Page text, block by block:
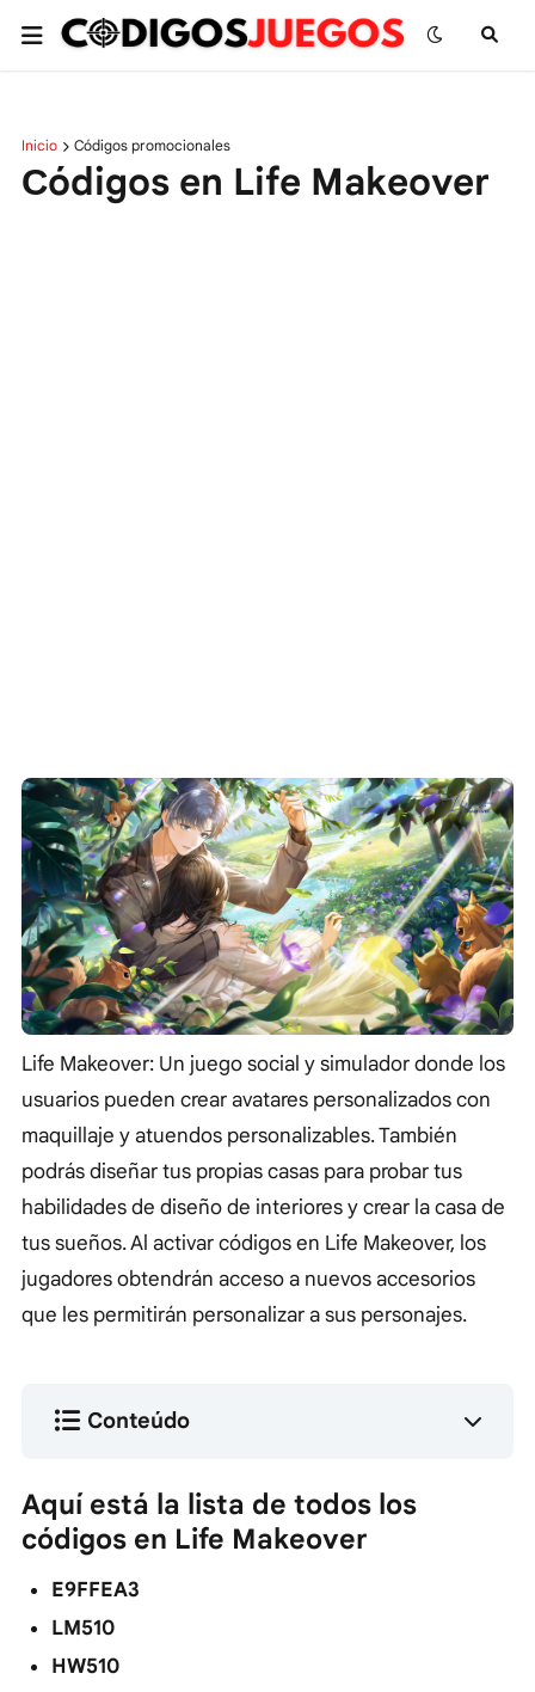
Inicio Códigos promocionales
Сódigos en Life Makeover
Life Makeover: Un juego social y simulador donde los
usuarios pueden crear avatares personalizados con
maquillaje y atuendos personalizables. También
podrás diseñar tus propias casas para probar tus
habilidades de diseño de interiores y crear la casa de
tus sueños. Al activar códigos en Life Makeover, los
jugadores obtendrán acceso a nuevos accesorios
que les permitirán personalizar a sus personajes.
Conteúdo
Aquí está la lista de todos los
códigos en Life Makeover
E9FFEA3
LM510
HW510